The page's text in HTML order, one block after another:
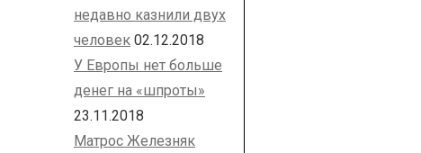
недавно казнили двух
человек 02.12.2018
У Европы нет больше
денег на «шпроты»
23.11.2018
Матрос Железняк